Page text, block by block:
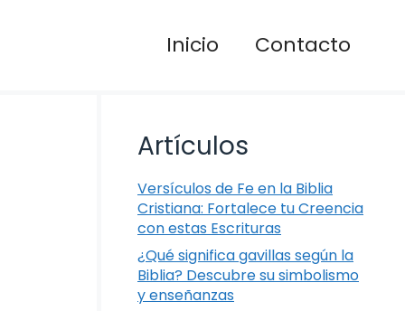
Inicio Contacto
Artículos
Versículos de Fe en la Biblia
Cristiana: Fortalece tu Creencia
con estas Escrituras
¿Qué significa gavillas según la
Biblia? Descubre su simbolismo
y enseñanzas